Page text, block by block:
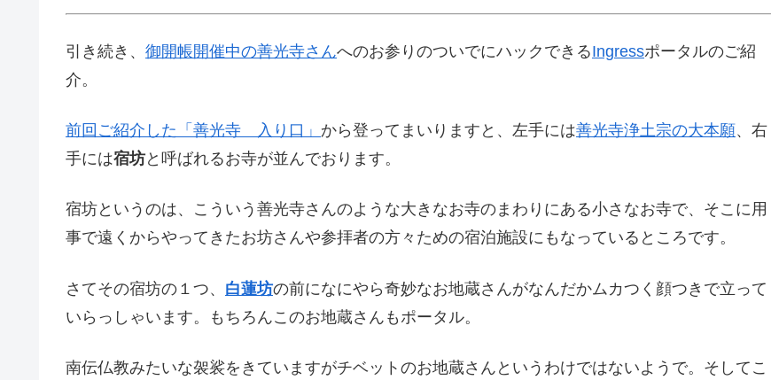
引き続き、 御開帳開催中の善光寺さんへのお参りのついでにハックできるIngressポータルのご紹
介。
前回ご紹介した「善光寺 入り口」 から登ってまいりますと、左手には善光寺浄土宗の大本願、右
手には宿坊と呼ばれるお寺が並んでおります。
宿坊というのは、こういう善光寺さんのような大きなお寺のまわりにある小さなお寺で、そこに用
事で遠くからやってきたお坊さんや参拝者の方々ための宿泊施設にもなっているところです。
さてその宿坊の１つ、 白蓮坊の前になにやら奇妙なお地蔵さんがなんだかムカつく顔つきで立って
いらっしゃいます。もちろんこのお地蔵さんもポータル。
南伝仏教みたいな袈裟をきていますがチベットのお地蔵さんというわけではないようで。そしてこ